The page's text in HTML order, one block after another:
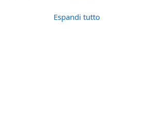
Espandi tutto